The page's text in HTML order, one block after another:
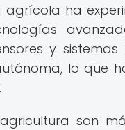
agrícola ha
y
lo que
son